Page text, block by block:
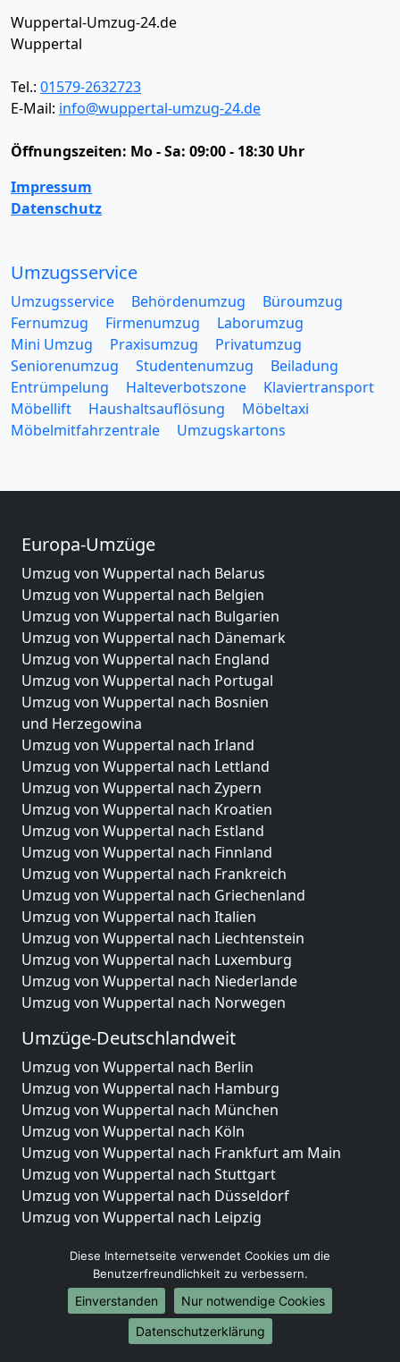
Wuppertal-Umzug-24.de
Wuppertal
Tel.: 01579-2632723
E-Mail: info@wuppertal-umzug-24.de
Öffnungszeiten: Mo - Sa: 09:00 - 18:30 Uhr
Impressum
Datenschutz
Umzugsservice
Umzugsservice Behördenumzug
Büroumzug
Fernumzug
Firmenumzug
Laborumzug
Mini Umzug
Praxisumzug
Privatumzug
Seniorenumzug
Studentenumzug
Beiladung
Entrümpelung
Halteverbotszone
Klaviertransport
Möbellift
Haushaltsauflösung
Möbeltaxi
Möbelmitfahrzentrale
Umzugskartons
Europa-Umzüge
Umzug von Wuppertal nach Belarus
Umzug von Wuppertal nach Belgien
Umzug von Wuppertal nach Bulgarien
Umzug von Wuppertal nach Dänemark
Umzug von Wuppertal nach England
Umzug von Wuppertal nach Portugal
Umzug von Wuppertal nach Bosnien
und Herzegowina
Umzug von Wuppertal nach Irland
Umzug von Wuppertal nach Lettland
Umzug von Wuppertal nach Zypern
Umzug von Wuppertal nach Kroatien
Umzug von Wuppertal nach Estland
Umzug von Wuppertal nach Finnland
Umzug von Wuppertal nach Frankreich
Umzug von Wuppertal nach Griechenland
Umzug von Wuppertal nach Italien
Umzug von Wuppertal nach Liechtenstein
Umzug von Wuppertal nach Luxemburg
Umzug von Wuppertal nach Niederlande
Umzug von Wuppertal nach Norwegen
Umzüge-Deutschlandweit
Umzug von Wuppertal nach Berlin
Umzug von Wuppertal nach Hamburg
Umzug von Wuppertal nach München
Umzug von Wuppertal nach Köln
Umzug von Wuppertal nach Frankfurt am Main
Umzug von Wuppertal nach Stuttgart
Umzug von Wuppertal nach Düsseldorf
Umzug von Wuppertal nach Leipzig
Umzug von Wuppertal nach Essen
Umzug von Wuppertal nach Bremen
Umzug von Wuppertal nach Dresden
Umzug von Wuppertal nach Hannover
Umzug von Wuppertal nach Nürnberg
Diese Internetseite verwendet Cookies um die
Benutzerfreundlichkeit zu verbessern.
Einverstanden
Nur notwendige Cookies
Datenschutzerklärung